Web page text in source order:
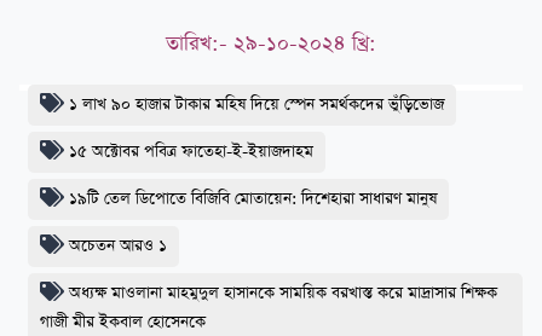
তারিখ:- ২৯-১০-২০২৪ খ্রি:
১ লাখ ৯০ হাজার টাকার মহিষ দিয়ে স্পেন সমর্থকদের ভুঁড়িভোজ
১৫ অক্টোবর পবিত্র ফাতেহা-ই-ইয়াজদাহম
১৯টি তেল ডিপোতে বিজিবি মোতায়েন: দিশেহারা সাধারণ মানুষ
অচেতন আরও ১
অধ্যক্ষ মাওলানা মাহমুদুল হাসানকে সাময়িক বরখাস্ত করে মাদ্রাসার শিক্ষক
গাজী মীর ইকবাল হোসেনকে